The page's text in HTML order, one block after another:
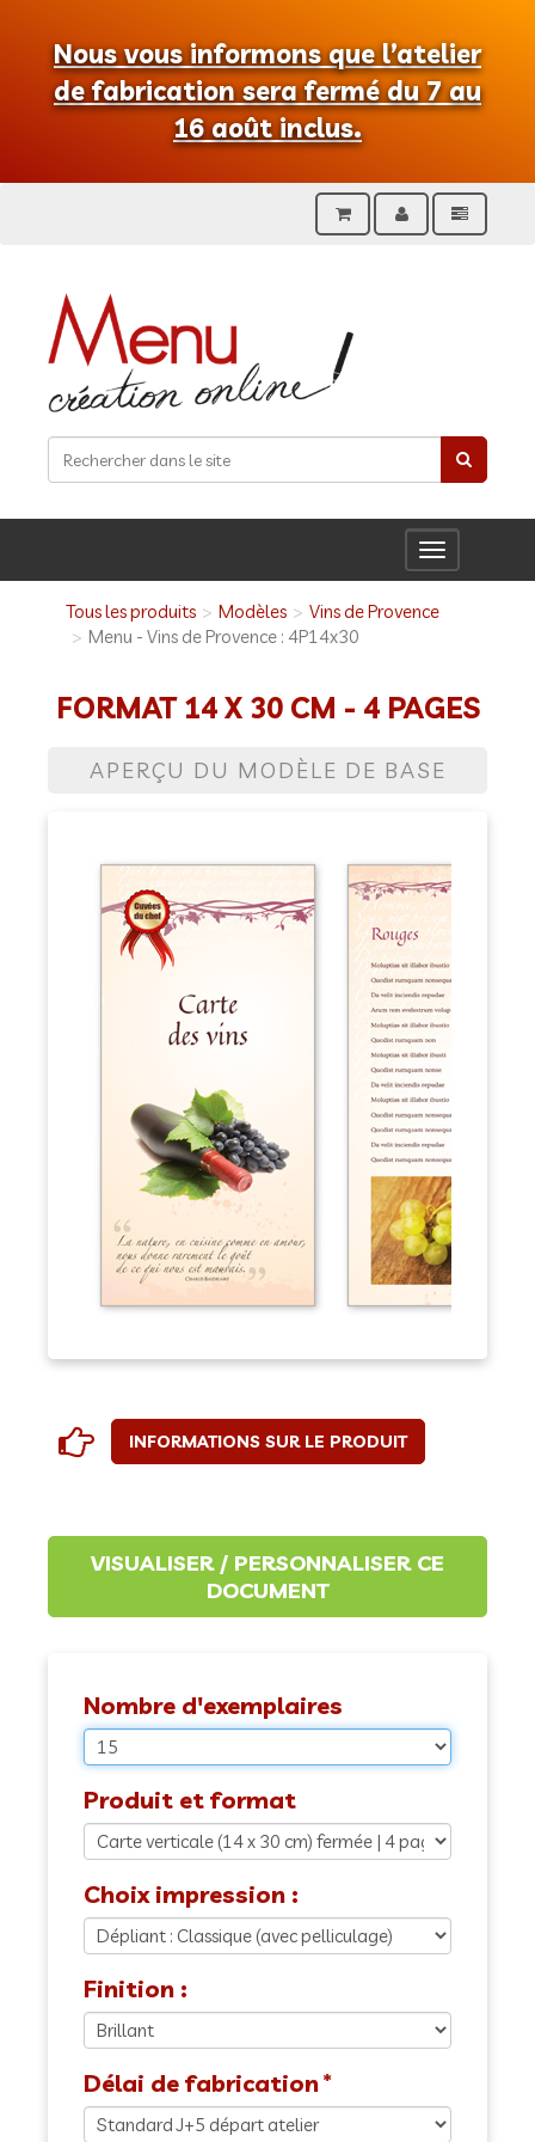
Nous vous informons que l’atelier
de fabrication sera fermé du 7 au
16 août inclus.
Toggle
navigation
Tous les produits
Modèles
Vins de Provence
Menu - Vins de Provence : 4P14x30
FORMAT 14 X 30 CM - 4 PAGES
APERÇU DU MODÈLE DE BASE
INFORMATIONS SUR LE PRODUIT
Nombre d'exemplaires
Produit et format
Choix impression :
Finition :
Délai de fabrication